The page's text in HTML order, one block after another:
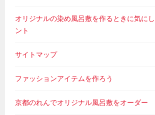
オリジナルの染め風呂敷を作るときに気に
ント
サイトマップ
ファッションアイテムを作ろう
京都のれんでオリジナル風呂敷をオーダー